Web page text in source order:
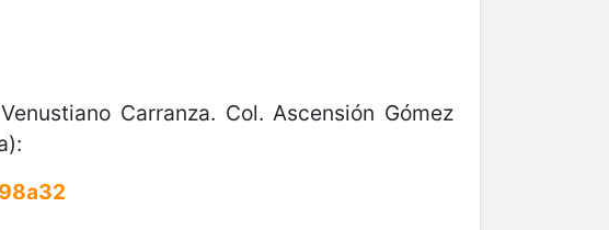
Carranza. Col. Ascensión Gómez